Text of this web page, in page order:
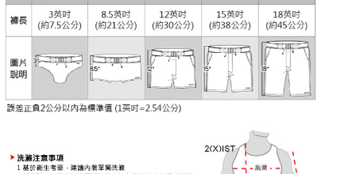
權轉讓予恩沛科技股份有限公司。
２．關於個人資料處理事宜，請瀏覽以下網址：
https://aftee.tw/terms/#terms3
３．未成年的使用者請事先徵得法定代理人或監護人之同意方可使用
「AFTEE先享後付」，若未經同意申辦者引起之損失，本公司不負相關責
任。
４．使用「AFTEE先享後付」時，將依據個別帳號之用戶狀況，依本公司即
時審查核予不同之上限額度；若仍有額度不足之情形，本公司將視審查結果
５．嚴禁一人註冊多個帳號或使用他人資訊註冊。若發現惡意使用之情形，
恩沛科技股份有限公司將有權停止該用戶之使用額度並採取法律行動。
澎湖、金門、馬祖、小琉球、綠島、蘭嶼(郵局配送)
每筆NT$125
郵局快捷(隔天到貨，需先line@客服通知小編)
每筆NT$100
海外宅配